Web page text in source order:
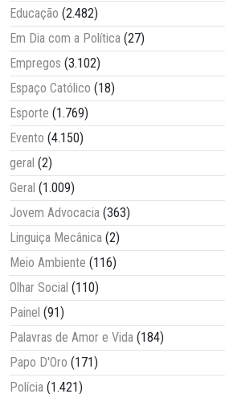
Educação (2.482)
Em Dia com a Política (27)
Empregos (3.102)
Espaço Católico (18)
Esporte (1.769)
Evento (4.150)
geral (2)
Geral (1.009)
Jovem Advocacia (363)
Linguiça Mecânica (2)
Meio Ambiente (116)
Olhar Social (110)
Painel (91)
Palavras de Amor e Vida (184)
Papo D'Oro (171)
Polícia (1.421)